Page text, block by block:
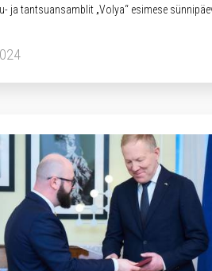
ja tantsuansamblit „Volya“ esimese